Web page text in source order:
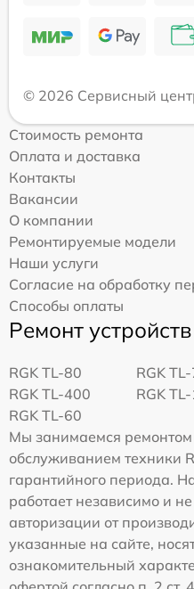
© 2026 Сервисный
Стоимость ремонта
Оплата и доставка
Контакты
Вакансии
О компании
Ремонтируемые модели
Наши услуги
Согласие на обработку
Способы оплаты
Ремонт устройств
RGK TL-80
RGK
RGK TL-400
RGK
RGK TL-60
Мы занимаемся ремонтом
обслуживанием техники
гарантийного периода.
работает независимо и
авторизации от
указанные на сайте,
ознакомительный